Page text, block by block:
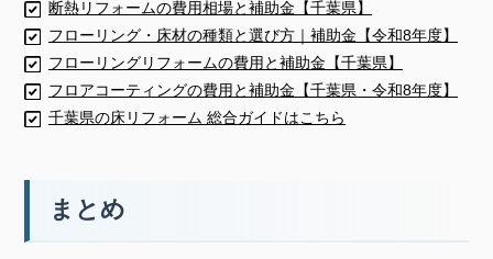
断熱リフォームの費用相場と補助金【千葉県】
フローリング・床材の種類と選び方｜補助金【令和8年度】
フローリングリフォームの費用と補助金【千葉県】
フロアコーティングの費用と補助金【千葉県・令和8年度】
千葉県の床リフォーム 総合ガイドはこちら
まとめ